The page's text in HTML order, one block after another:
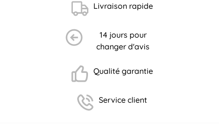
(3 avis)Livraison rapide
14 jours pour
changer d'avis
Qualité garantie
Service client